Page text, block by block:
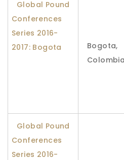
Global Pound
Conferences
Series 2016-
2017: Bogota
Bogota,
Colombia
Global Pound
Conferences
Series 2016-